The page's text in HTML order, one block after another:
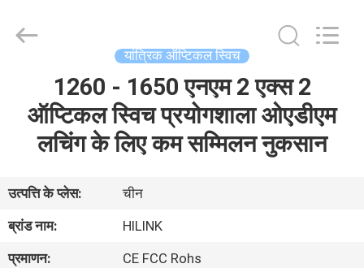
उत्पाद
हमारे
बारे
में
Technology
Co.,Ltd..
यांत्रिक ऑप्टिकल स्विच
1260 - 1650 एनएम 2 एक्स 2
ऑप्टिकल स्विच प्रयोगशाला ओएडीएम
लचिंग के लिए कम सम्मिलन नुकसान
उत्पत्ति के प्लेस:
चीन
ब्रांड नाम:
HILINK
प्रमाणन:
CE FCC Rohs